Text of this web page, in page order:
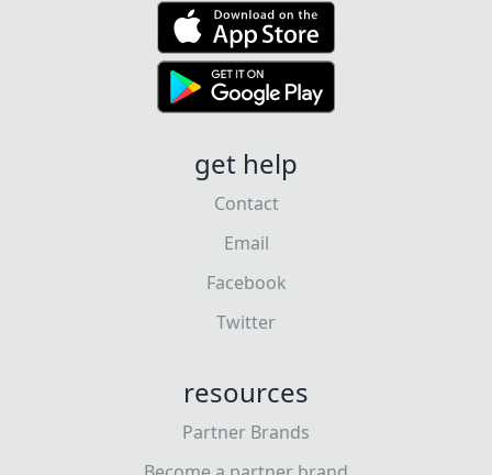
get help
Contact
Email
Facebook
Twitter
resources
Partner Brands